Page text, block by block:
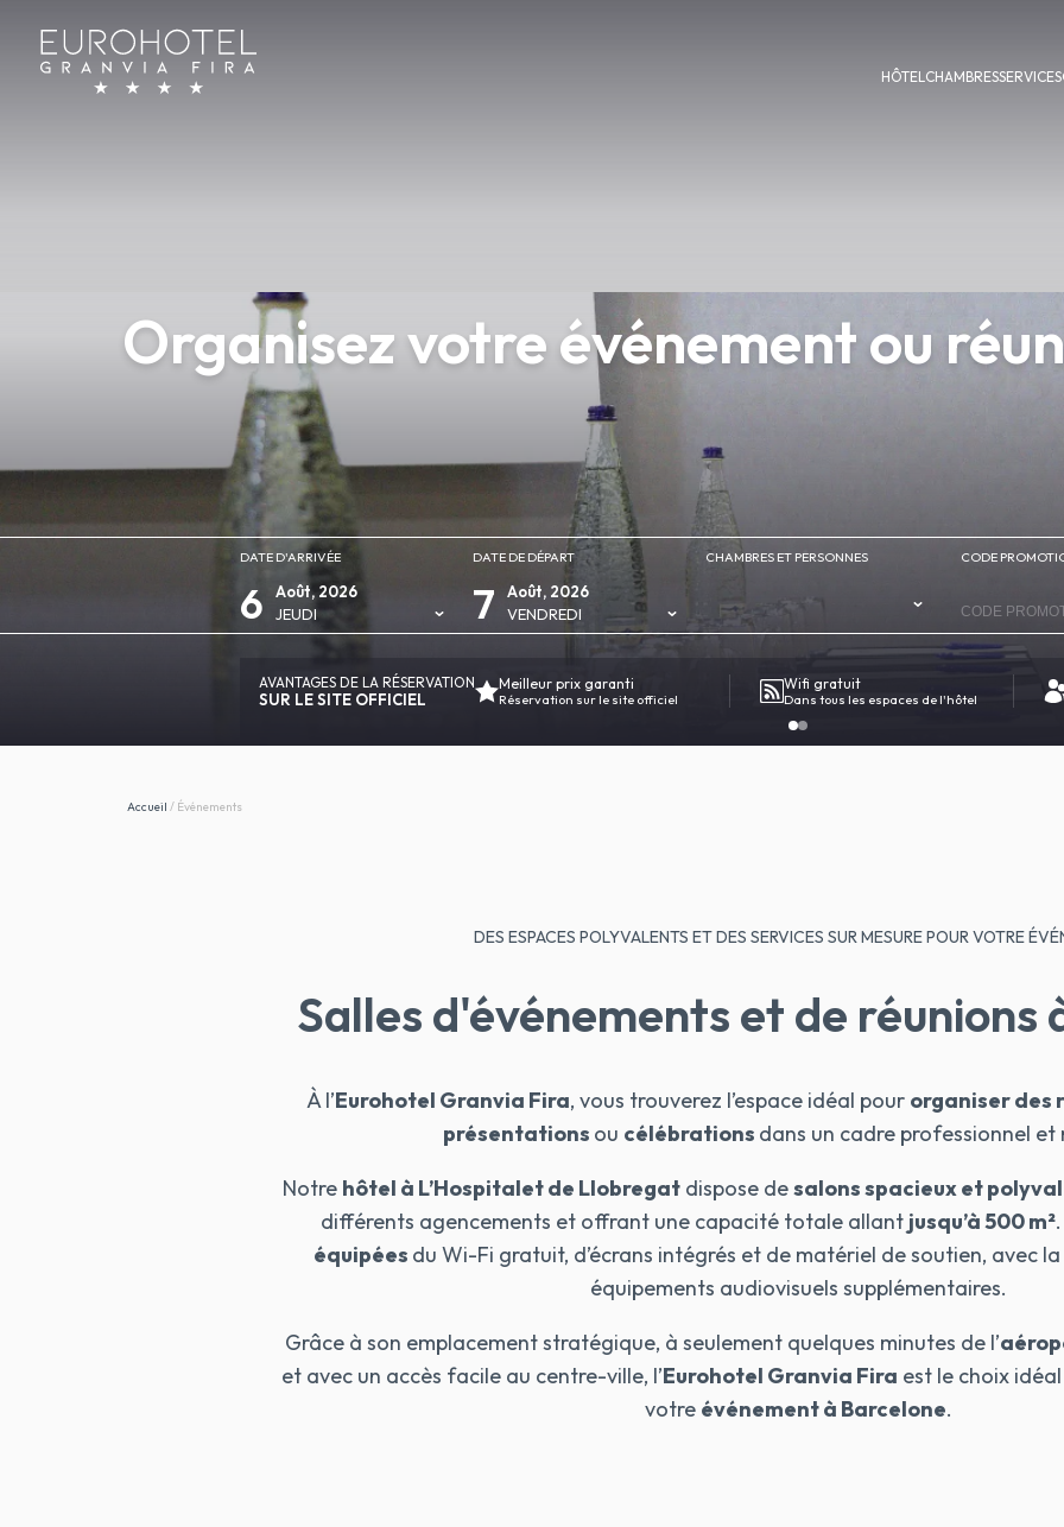
HÔTELCHAMBRESSERVICES
Organisez votre événement ou
DATE D'ARRIVÉE
6
Août, 2026
JEUDI
DATE DE DÉPART
7
Août, 2026
VENDREDI
CHAMBRES ET PERSONNES CODE
AVANTAGES DE LA RÉSERVATION
SUR LE SITE OFFICIEL
Meilleur prix garanti
Réservation sur le site officiel
Wifi gratuit
Dans tous les espaces de l'hôtel
Accueil / Événements
DES ESPACES POLYVALENTS ET DES SERVICES SUR MESURE POUR VOTRE
Salles d'événements et de réunions
À l’Eurohotel Granvia Fira, vous trouverez l’espace idéal pour organiser des
présentations ou célébrations dans un cadre professionnel et
Notre hôtel à L’Hospitalet de Llobregat dispose desalons spacieux et
différents agencements et offrant une capacité totale allant jusqu’à 500 m²
équipées du Wi-Fi gratuit, d’écrans intégrés et de matériel de soutien, avec
équipements audiovisuels supplémentaires.
Grâce à son emplacement stratégique, à seulement quelques minutes de l’
et avec un accès facile au centre-ville, l’Eurohotel Granvia Fira est le choix
votre événement à Barcelone.